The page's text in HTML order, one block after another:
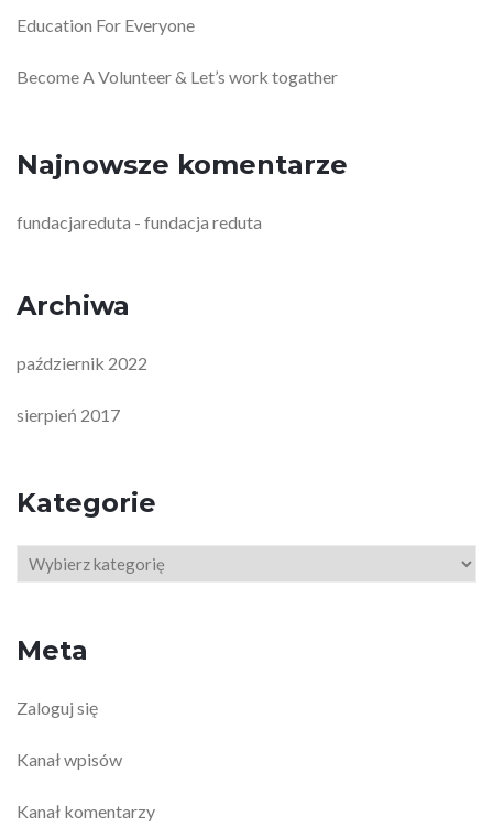
Education For Everyone
Become A Volunteer & Let’s work togather
Najnowsze komentarze
fundacjareduta - fundacja reduta
Archiwa
październik 2022
sierpień 2017
Kategorie
Kategorie
Meta
Zaloguj się
Kanał wpisów
Kanał komentarzy